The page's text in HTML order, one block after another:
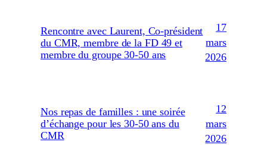
Rencontre avec Laurent, Co-président
du CMR, membre de la FD 49 et
membre du groupe 30-50 ans
17
mars
2026
Nos repas de familles : une soirée
d’échange pour les 30-50 ans du
CMR
12
mars
2026